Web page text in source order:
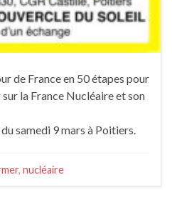
de France en 50 étapes pour
la France Nucléaire et son
samedi 9 mars à Poitiers.
, nucléaire